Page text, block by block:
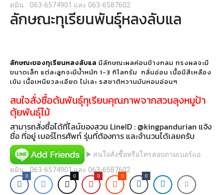
ดมิน 063-6574901 และ 063-6587602
ลักษณะทุเรียนพันธุ์หลงลับแล
ลักษณะของทุเรียนหลงลับแล มีลักษณะผลค่อนข้างกลม ทรงผลจะมี
ขนาดเล็ก แต่ละลูกจะมีน้ำหนัก 1-3 กิโลกรัม กลิ่นอ่อน เนื้อมีสีเหลือง
เข้ม เนื้อเหนียวละเอียด ไม่เละ รสชาติหวานมันหอมอ่อนๆ
สนใจสั่งซื้อต้นพันธุ์ทุเรียนคุณภาพจากสวนลุงหมูป้า
ตุ้ยพันธุ์ไม้
สามารถสั่งซื้อได้ที่ไลน์ของสวน LineID : @kingpandurian แจ้ง
ชื่อ ที่อยู่ เบอร์โทรศัพท์ รุ่นที่ต้องการ และจำนวนได้เลยครับ
▶️ สนใจสั่งซื้อหรือโทรสอบถามเบอร์แอ
ดมิน 063-6574901 และ 063-6587602
0 0 0 0 0